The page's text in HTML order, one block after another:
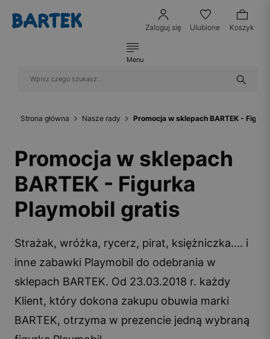
Zaloguj się Ulubione Koszyk
Menu
Strona główna Nasze rady Promocja w sklepach BARTEK -
Promocja w sklepach
BARTEK - Figurka
Playmobil gratis
Strażak, wróżka, rycerz, pirat, księżniczka.... i
inne zabawki Playmobil do odebrania w
sklepach BARTEK. Od 23.03.2018 r. każdy
Klient, który dokona zakupu obuwia marki
BARTEK, otrzyma w prezencie jedną wybraną